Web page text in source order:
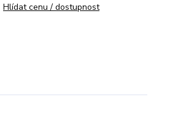
Hlídat cenu / dostupnost